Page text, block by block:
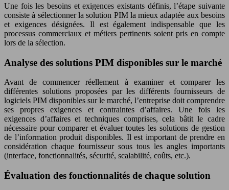
Une fois les besoins et exigences existants définis, l’étape suivante
consiste à sélectionner la solution PIM la mieux adaptée aux besoins
et exigences désignées. Il est également indispensable que les
processus commerciaux et métiers pertinents soient pris en compte
lors de la sélection.
Analyse des solutions PIM disponibles sur le marché
Avant de commencer réellement à examiner et comparer les
différentes solutions proposées par les différents fournisseurs de
logiciels PIM disponibles sur le marché, l’entreprise doit comprendre
ses propres exigences et contraintes d’affaires. Une fois les
exigences d’affaires et techniques comprises, cela bâtit le cadre
nécessaire pour comparer et évaluer toutes les solutions de gestion
de l’information produit disponibles. Il est important de prendre en
considération chaque fournisseur sous tous les angles importants
(interface, fonctionnalités, sécurité, scalabilité, coûts, etc.).
Évaluation des fonctionnalités de chaque solution